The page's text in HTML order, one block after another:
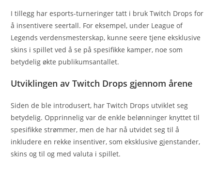
I tillegg har esports-turneringer tatt i bruk Twitch Drops for
å insentivere seertall. For eksempel, under League of
Legends verdensmesterskap, kunne seere tjene eksklusive
skins i spillet ved å se på spesifikke kamper, noe som
betydelig økte publikumsantallet.
Utviklingen av Twitch Drops gjennom årene
Siden de ble introdusert, har Twitch Drops utviklet seg
betydelig. Opprinnelig var de enkle belønninger knyttet til
spesifikke strømmer, men de har nå utvidet seg til å
inkludere en rekke insentiver, som eksklusive gjenstander,
skins og til og med valuta i spillet.